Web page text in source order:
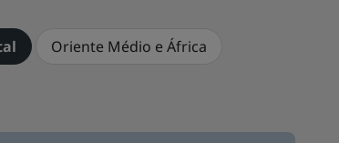
Oriente Médio e África